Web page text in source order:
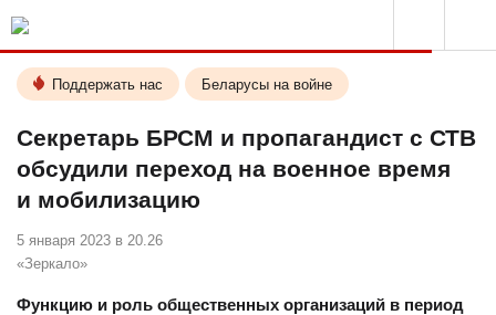
Поддержать нас Беларусы на войне
Секретарь БРСМ и пропагандист с СТВ
обсудили переход на военное время
и мобилизацию
5 января 2023 в 20.26
«Зеркало»
Функцию и роль общественных организаций в период